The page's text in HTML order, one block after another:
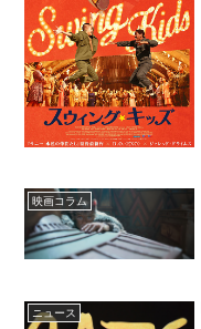
映画コラム
ニュース